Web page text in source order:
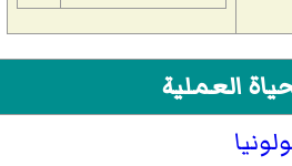
العملية